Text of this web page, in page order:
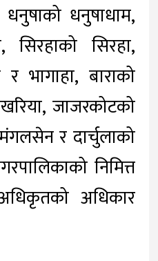
धनुषाधाम,
सिरहाको सिरहा,
र भागाहा, बाराको
जाजरकोटको
र दार्चुलाको
निमित्त
अधिकार